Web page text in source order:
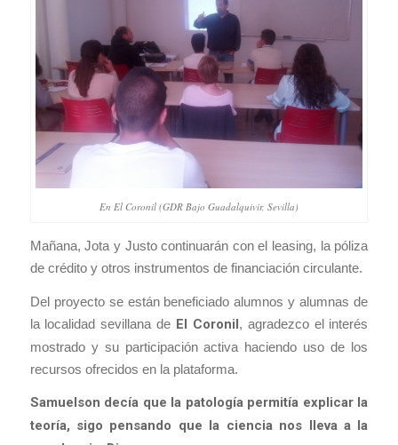
En El Coronil (GDR Bajo Guadalquivir, Sevilla)
Mañana, Jota y Justo continuarán con el leasing, la póliza
de crédito y otros instrumentos de financiación circulante.
Del proyecto se están beneficiado alumnos y alumnas de
la localidad sevillana de El Coronil, agradezco el interés
mostrado y su participación activa haciendo uso de los
recursos ofrecidos en la plataforma.
Samuelson decía que la patología permitía explicar la
teoría, sigo pensando que la ciencia nos lleva a la